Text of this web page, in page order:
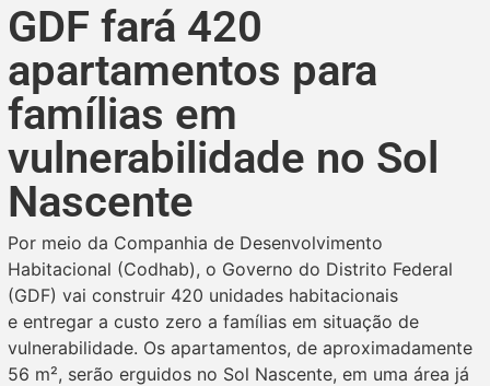
GDF fará 420
apartamentos para
famílias em
vulnerabilidade no Sol
Nascente
Por meio da Companhia de Desenvolvimento
Habitacional (Codhab), o Governo do Distrito Federal
(GDF) vai construir 420 unidades habitacionais
e entregar a custo zero a famílias em situação de
vulnerabilidade. Os apartamentos, de aproximadamente
56 m², serão erguidos no Sol Nascente, em uma área já